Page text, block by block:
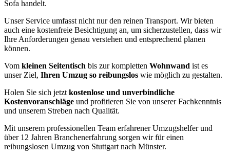
Sofa handelt.
Unser Service umfasst nicht nur den reinen Transport. Wir bieten
auch eine kostenfreie Besichtigung an, um sicherzustellen, dass wir
Ihre Anforderungen genau verstehen und entsprechend planen
können.
Vom kleinen Seitentisch bis zur kompletten Wohnwand ist es
unser Ziel, Ihren Umzug so reibungslos wie möglich zu gestalten.
Holen Sie sich jetzt kostenlose und unverbindliche
Kostenvoranschläge und profitieren Sie von unserer Fachkenntnis
und unserem Streben nach Qualität.
Mit unserem professionellen Team erfahrener Umzugshelfer und
über 12 Jahren Branchenerfahrung sorgen wir für einen
reibungslosen Umzug von Stuttgart nach Münster.